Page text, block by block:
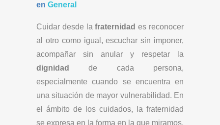
en General
Cuidar desde lafraternidad es reconocer
al otro como igual, escuchar sin imponer,
acompañar sin anular y respetar la
dignidad
de cada persona,
especialmente cuando se encuentra en
una situación de mayor vulnerabilidad. En
el ámbito de los cuidados, la fraternidad
se expresa en la forma en la que miramos,